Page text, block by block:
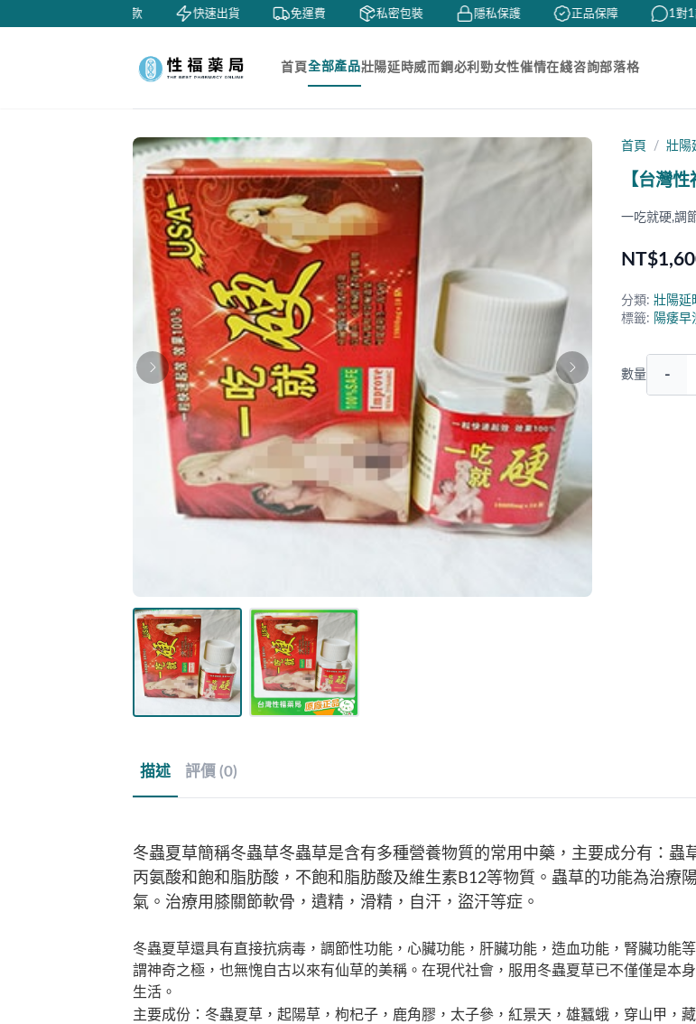
快速出貨 免運費 私密包裝 隱私保護 正品保障 1對1
首頁全部產品壯陽延時威而鋼必利勁女性催情在綫咨詢部落格
首頁 壯陽
【台灣
一吃就硬,調
分類: 壯陽延
標籤: 陽痿早
數量 -
描述 評價 (0)
冬蟲夏草簡稱冬蟲草冬蟲草是含有多種營養物質的常用中藥，主要成分有：蟲
丙氨酸和飽和脂肪酸，不飽和脂肪酸及維生素B12等物質。蟲草的功能為治療
氣。治療用膝關節軟骨，遺精，滑精，自汗，盜汗等症。
冬蟲夏草還具有直接抗病毒，調節性功能，心臟功能，肝臟功能，造血功能，腎臟功能
謂神奇之極，也無愧自古以來有仙草的美稱。在現代社會，服用冬蟲夏草已不僅僅是本
生活。
主要成份：冬蟲夏草，起陽草，枸杞子，鹿角膠，太子參，紅景天，雄蠶蛾，穿山甲，